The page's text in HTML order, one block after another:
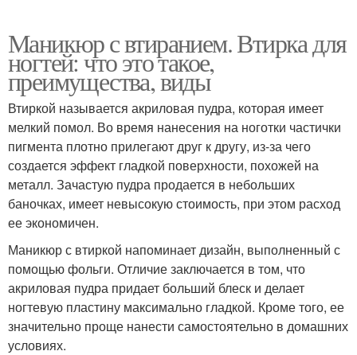
Маникюр с втиранием. Втирка для
ногтей: что это такое,
преимущества, виды
Втиркой называется акриловая пудра, которая имеет
мелкий помол. Во время нанесения на ноготки частички
пигмента плотно прилегают друг к другу, из-за чего
создается эффект гладкой поверхности, похожей на
металл. Зачастую пудра продается в небольших
баночках, имеет невысокую стоимость, при этом расход
ее экономичен.
Маникюр с втиркой напоминает дизайн, выполненный с
помощью фольги. Отличие заключается в том, что
акриловая пудра придает больший блеск и делает
ногтевую пластину максимально гладкой. Кроме того, ее
значительно проще нанести самостоятельно в домашних
условиях.